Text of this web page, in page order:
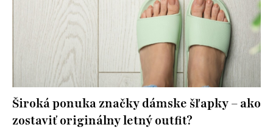
Široká ponuka značky dámske šľapky – ako
zostaviť originálny letný outfit?